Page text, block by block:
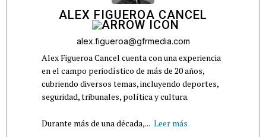
ALEX FIGUEROA CANCEL
alex.figueroa@gfrmedia.com
Alex Figueroa Cancel cuenta con una experiencia
en el campo periodístico de más de 20 años,
cubriendo diversos temas, incluyendo deportes,
seguridad, tribunales, política y cultura.
Durante más de una década,... Leer más